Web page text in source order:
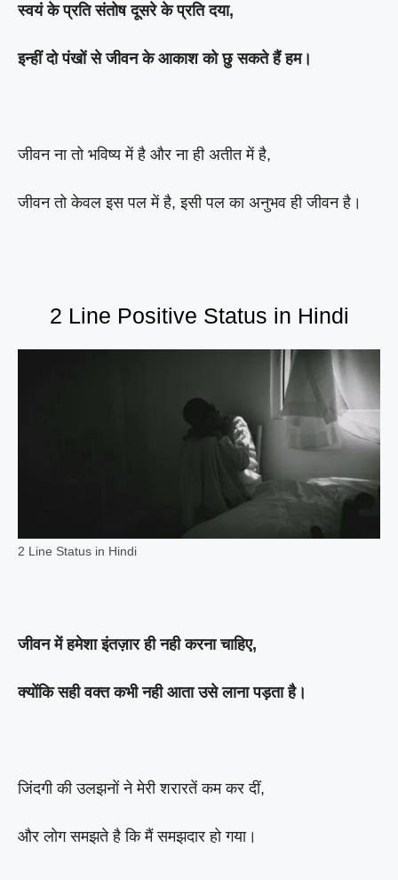
स्वयं के प्रति संतोष दूसरे के प्रति दया,
इन्हीं दो पंखों से जीवन के आकाश को छु सकते हैं हम।
जीवन ना तो भविष्य में है और ना ही अतीत में है,
जीवन तो केवल इस पल में है, इसी पल का अनुभव ही जीवन है।
2 Line Positive Status in Hindi
2 Line Status in Hindi
जीवन में हमेशा इंतज़ार ही नही करना चाहिए,
क्योंकि सही वक्त कभी नही आता उसे लाना पड़ता है।
जिंदगी की उलझनों ने मेरी शरारतें कम कर दीं,
और लोग समझते है कि मैं समझदार हो गया।